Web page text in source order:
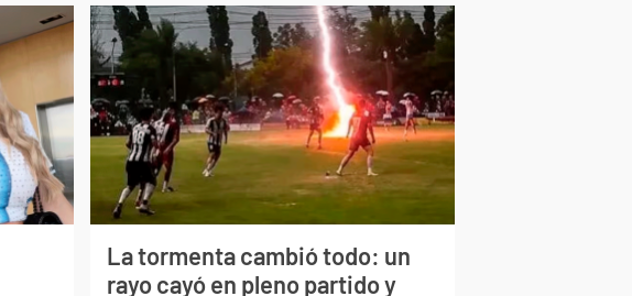
La tormenta cambió todo: un
rayo cayó en pleno partido y